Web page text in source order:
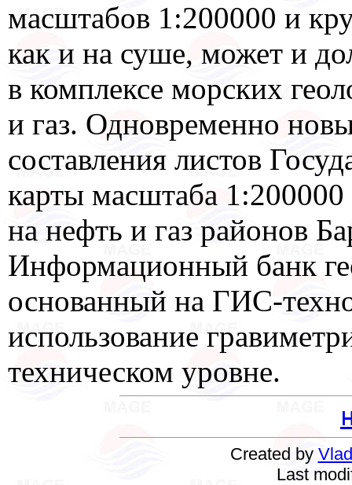
масштабов 1:200000 и
как и на суше, может и
в комплексе морских
и газ. Одновременно
составления листов
карты масштаба
на нефть и газ районов
Информационный банк
основанный на ГИС-
использование
техническом уровне.
Created by
Last